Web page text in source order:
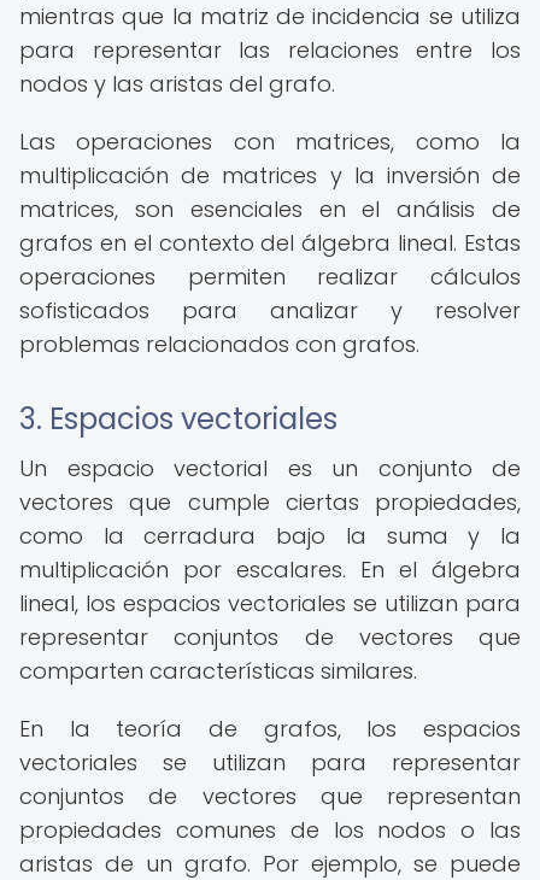
mientras que la matriz de incidencia se utiliza
para representar las relaciones entre los
nodos y las aristas del grafo.
Las operaciones con matrices, como la
multiplicación de matrices y la inversión de
matrices, son esenciales en el análisis de
grafos en el contexto del álgebra lineal. Estas
operaciones permiten realizar cálculos
sofisticados para analizar y resolver
problemas relacionados con grafos.
3. Espacios vectoriales
Un espacio vectorial es un conjunto de
vectores que cumple ciertas propiedades,
como la cerradura bajo la suma y la
multiplicación por escalares. En el álgebra
lineal, los espacios vectoriales se utilizan para
representar conjuntos de vectores que
comparten características similares.
En la teoría de grafos, los espacios
vectoriales se utilizan para representar
conjuntos de vectores que representan
propiedades comunes de los nodos o las
aristas de un grafo. Por ejemplo, se puede